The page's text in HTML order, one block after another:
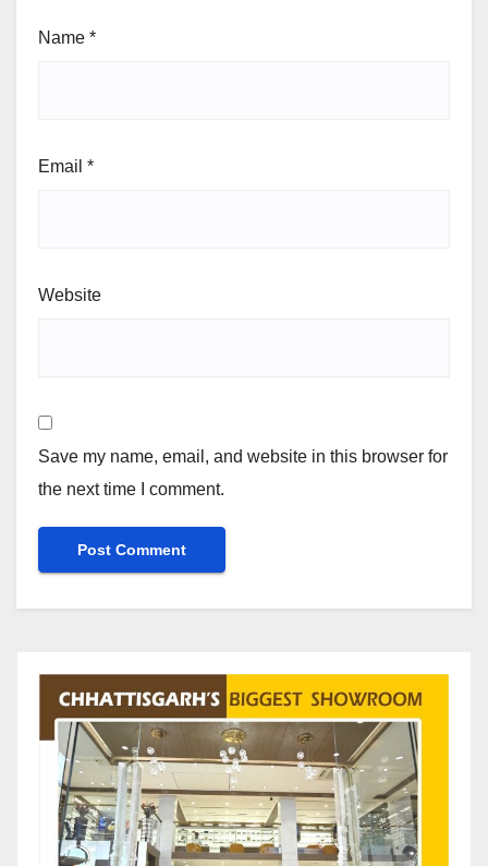
Name *
Email *
Website
Save my name, email, and website in this browser for
the next time I comment.